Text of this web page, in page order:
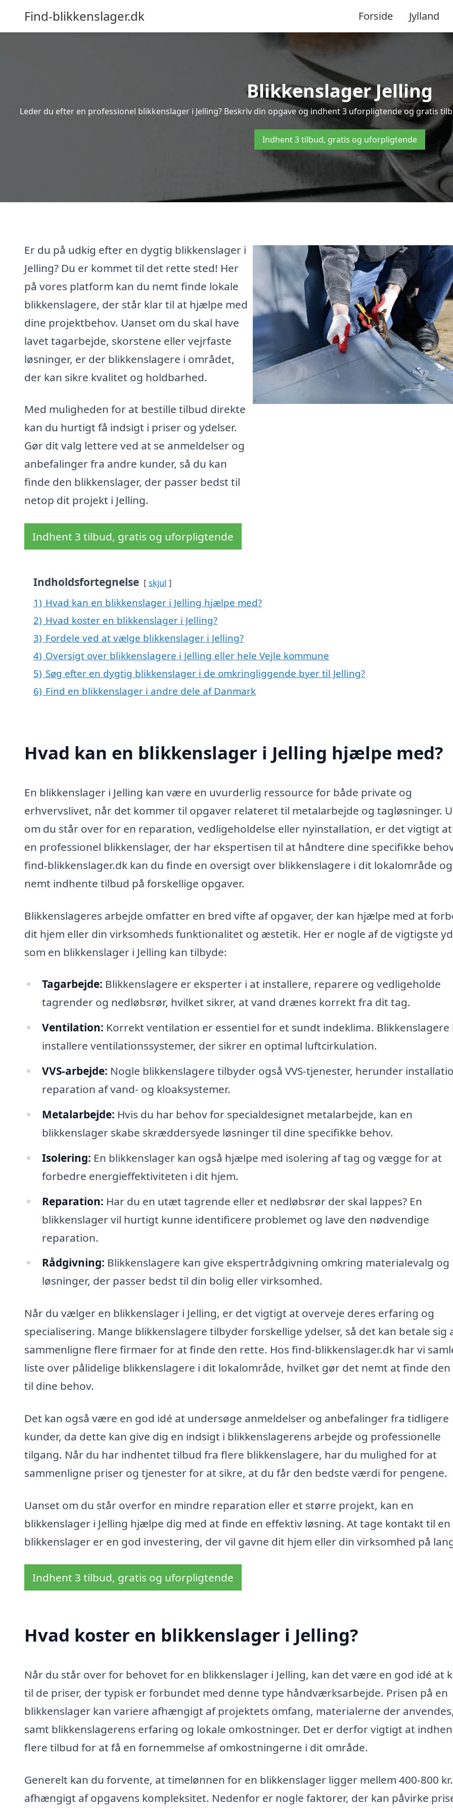
Find-blikkenslager.dk Forside Jylland
Blikkenslager Jelling
Leder du efter en professionel blikkenslager i Jelling? Beskriv din opgave og indhent 3 uforpligtende og gratis
Indhent 3 tilbud, gratis og uforpligtende
Er du på udkig efter en dygtig blikkenslager i
Jelling? Du er kommet til det rette sted! Her
på vores platform kan du nemt finde lokale
blikkenslagere, der står klar til at hjælpe med
dine projektbehov. Uanset om du skal have
lavet tagarbejde, skorstene eller vejrfaste
løsninger, er der blikkenslagere i området,
der kan sikre kvalitet og holdbarhed.
Med muligheden for at bestille tilbud direkte
kan du hurtigt få indsigt i priser og ydelser.
Gør dit valg lettere ved at se anmeldelser og
anbefalinger fra andre kunder, så du kan
finde den blikkenslager, der passer bedst til
netop dit projekt i Jelling.
Indhent 3 tilbud, gratis og uforpligtende
Indholdsfortegnelse skjul
1) Hvad kan en blikkenslager i Jelling hjælpe med?
2) Hvad koster en blikkenslager i Jelling?
3) Fordele ved at vælge blikkenslager i Jelling?
4) Oversigt over blikkenslagere i Jelling eller hele Vejle kommune
5) Søg efter en dygtig blikkenslager i de omkringliggende byer til Jelling?
6) Find en blikkenslager i andre dele af Danmark
Hvad kan en blikkenslager i Jelling hjælpe med?
En blikkenslager i Jelling kan være en uvurderlig ressource for både private og
erhvervslivet, når det kommer til opgaver relateret til metalarbejde og tagløsninger.
om du står over for en reparation, vedligeholdelse eller nyinstallation, er det vigtigt
en professionel blikkenslager, der har ekspertisen til at håndtere dine specifikke
find-blikkenslager.dk kan du finde en oversigt over blikkenslagere i dit lokalområde og
nemt indhente tilbud på forskellige opgaver.
Blikkenslageres arbejde omfatter en bred vifte af opgaver, der kan hjælpe med at
dit hjem eller din virksomheds funktionalitet og æstetik. Her er nogle af de vigtigste
som en blikkenslager i Jelling kan tilbyde:
Tagarbejde: Blikkenslagere er eksperter i at installere, reparere og vedligeholde
tagrender og nedløbsrør, hvilket sikrer, at vand drænes korrekt fra dit tag.
Ventilation: Korrekt ventilation er essentiel for et sundt indeklima. Blikkenslagere
installere ventilationssystemer, der sikrer en optimal luftcirkulation.
VVS-arbejde: Nogle blikkenslagere tilbyder også VVS-tjenester, herunder
reparation af vand- og kloaksystemer.
Metalarbejde: Hvis du har behov for specialdesignet metalarbejde, kan en
blikkenslager skabe skræddersyede løsninger til dine specifikke behov.
Isolering: En blikkenslager kan også hjælpe med isolering af tag og vægge for at
forbedre energieffektiviteten i dit hjem.
Reparation: Har du en utæt tagrende eller et nedløbsrør der skal lappes? En
blikkenslager vil hurtigt kunne identificere problemet og lave den nødvendige
reparation.
Rådgivning: Blikkenslagere kan give ekspertrådgivning omkring materialevalg og
løsninger, der passer bedst til din bolig eller virksomhed.
Når du vælger en blikkenslager i Jelling, er det vigtigt at overveje deres erfaring og
specialisering. Mange blikkenslagere tilbyder forskellige ydelser, så det kan betale sig
sammenligne flere firmaer for at finde den rette. Hos find-blikkenslager.dk har vi
liste over pålidelige blikkenslagere i dit lokalområde, hvilket gør det nemt at finde
til dine behov.
Det kan også være en god idé at undersøge anmeldelser og anbefalinger fra tidligere
kunder, da dette kan give dig en indsigt i blikkenslagerens arbejde og professionelle
tilgang. Når du har indhentet tilbud fra flere blikkenslagere, har du mulighed for at
sammenligne priser og tjenester for at sikre, at du får den bedste værdi for pengene.
Uanset om du står overfor en mindre reparation eller et større projekt, kan en
blikkenslager i Jelling hjælpe dig med at finde en effektiv løsning. At tage kontakt til en
blikkenslager er en god investering, der vil gavne dit hjem eller din virksomhed på
Indhent 3 tilbud, gratis og uforpligtende
Hvad koster en blikkenslager i Jelling?
Når du står over for behovet for en blikkenslager i Jelling, kan det være en god idé at
til de priser, der typisk er forbundet med denne type håndværksarbejde. Prisen på en
blikkenslager kan variere afhængigt af projektets omfang, materialerne der anvendes,
samt blikkenslagerens erfaring og lokale omkostninger. Det er derfor vigtigt at
flere tilbud for at få en fornemmelse af omkostningerne i dit område.
Generelt kan du forvente, at timelønnen for en blikkenslager ligger mellem 400-800 kr.
afhængigt af opgavens kompleksitet. Nedenfor er nogle faktorer, der kan påvirke